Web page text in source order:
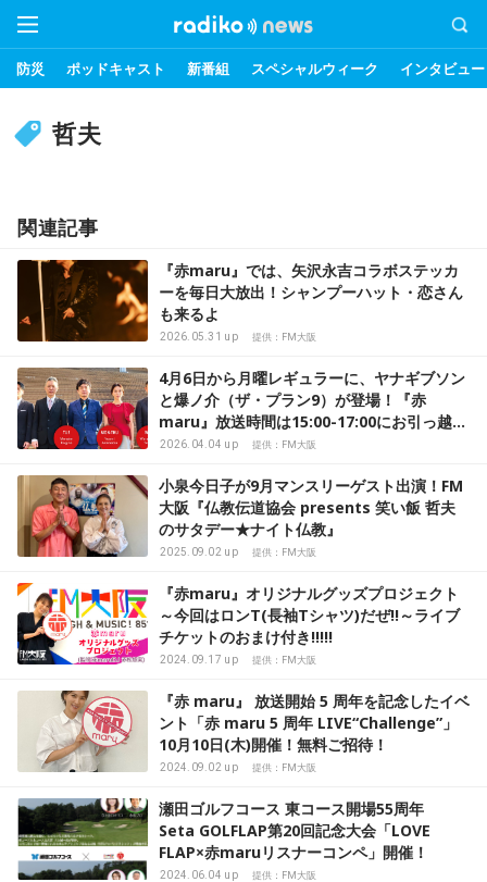
防災 ポッドキャスト 新番組 スペシャルウィーク インタビュー
哲夫
関連記事
『赤maru』では、矢沢永吉コラボステッカ
ーを毎日大放出！シャンプーハット・恋さん
も来るよ
2026.05.31 up 提供：FM大阪
4月6日から月曜レギュラーに、ヤナギブソン
と爆ノ介（ザ・プラン9）が登場！『赤
maru』放送時間は15:00-17:00にお引っ越し
して、ますます熱くOA中！
2026.04.04 up 提供：FM大阪
小泉今日子が9月マンスリーゲスト出演！FM
大阪『仏教伝道協会 presents 笑い飯 哲夫
のサタデー★ナイト仏教』
2025.09.02 up 提供：FM大阪
『赤maru』オリジナルグッズプロジェクト
～今回はロンT(長袖Tシャツ)だぜ!!～ライブ
チケットのおまけ付き!!!!!
2024.09.17 up 提供：FM大阪
『赤 maru』 放送開始 5 周年を記念したイベ
ント「赤 maru 5 周年 LIVE“Challenge”」
10月10日(木)開催！無料ご招待！
2024.09.02 up 提供：FM大阪
瀬田ゴルフコース 東コース開場55周年
Seta GOLFLAP第20回記念大会「LOVE
FLAP×赤maruリスナーコンペ」開催！
2024.06.04 up 提供：FM大阪